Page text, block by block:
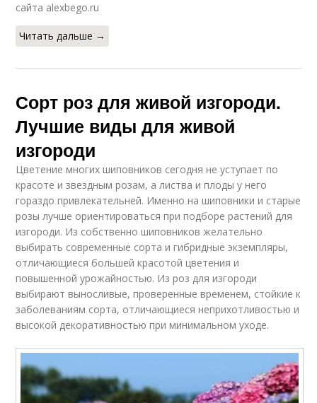
сайта alexbego.ru
Читать дальше →
Сорт роз для живой изгороди.
Лучшие виды для живой
изгороди
Цветение многих шиповников сегодня не уступает по
красоте и звездным розам, а листва и плоды у него
гораздо привлекательней. Именно на шиповники и старые
розы лучше ориентироваться при подборе растений для
изгороди. Из собственно шиповников желательно
выбирать современные сорта и гибридные экземпляры,
отличающиеся большей красотой цветения и
повышенной урожайностью. Из роз для изгороди
выбирают выносливые, проверенные временем, стойкие к
заболеваниям сорта, отличающиеся неприхотливостью и
высокой декоративностью при минимальном уходе.